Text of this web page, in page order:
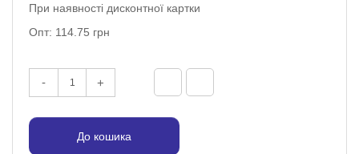
При наявності дисконтної картки
Опт: 114.75 грн
- +
До кошика